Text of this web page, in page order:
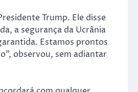
Trump. Ele disse
a segurança da Ucrânia
Estamos prontos
observou, sem adiantar